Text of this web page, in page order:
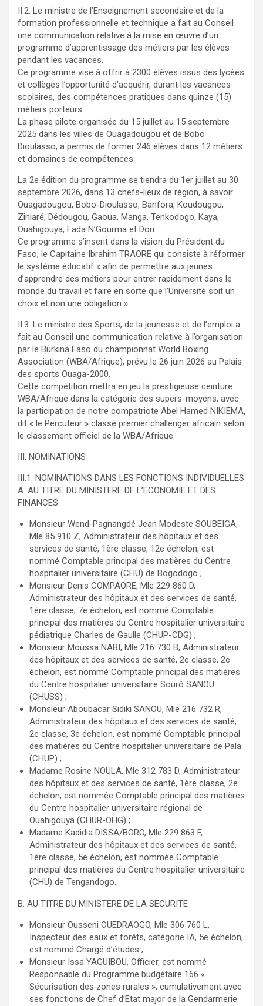
II.2. Le ministre de l’Enseignement secondaire et de la
formation professionnelle et technique a fait au Conseil
une communication relative à la mise en œuvre d’un
programme d’apprentissage des métiers par les élèves
pendant les vacances.
Ce programme vise à offrir à 2300 élèves issus des lycées
et collèges l’opportunité d’acquérir, durant les vacances
scolaires, des compétences pratiques dans quinze (15)
métiers porteurs.
La phase pilote organisée du 15 juillet au 15 septembre
2025 dans les villes de Ouagadougou et de Bobo
Dioulasso, a permis de former 246 élèves dans 12 métiers
et domaines de compétences.
La 2e édition du programme se tiendra du 1er juillet au 30
septembre 2026, dans 13 chefs-lieux de région, à savoir
Ouagadougou, Bobo-Dioulasso, Banfora, Koudougou,
Ziniaré, Dédougou, Gaoua, Manga, Tenkodogo, Kaya,
Ouahigouya, Fada N’Gourma et Dori.
Ce programme s’inscrit dans la vision du Président du
Faso, le Capitaine Ibrahim TRAORE qui consiste à réformer
le système éducatif « afin de permettre aux jeunes
d’apprendre des métiers pour entrer rapidement dans le
monde du travail et faire en sorte que l’Université soit un
choix et non une obligation ».
II.3. Le ministre des Sports, de la jeunesse et de l’emploi a
fait au Conseil une communication relative à l’organisation
par le Burkina Faso du championnat World Boxing
Association (WBA/Afrique), prévu le 26 juin 2026 au Palais
des sports Ouaga-2000.
Cette compétition mettra en jeu la prestigieuse ceinture
WBA/Afrique dans la catégorie des supers-moyens, avec
la participation de notre compatriote Abel Hamed NIKIEMA,
dit « le Percuteur » classé premier challenger africain selon
le classement officiel de la WBA/Afrique.
III. NOMINATIONS
III.1. NOMINATIONS DANS LES FONCTIONS INDIVIDUELLES
A. AU TITRE DU MINISTERE DE L’ECONOMIE ET DES
FINANCES
Monsieur Wend-Pagnangdé Jean Modeste SOUBEIGA,
Mle 85 910 Z, Administrateur des hôpitaux et des
services de santé, 1ère classe, 12e échelon, est
nommé Comptable principal des matières du Centre
hospitalier universitaire (CHU) de Bogodogo ;
Monsieur Denis COMPAORE, Mle 229 860 D,
Administrateur des hôpitaux et des services de santé,
1ère classe, 7e échelon, est nommé Comptable
principal des matières du Centre hospitalier universitaire
pédiatrique Charles de Gaulle (CHUP-CDG) ;
Monsieur Moussa NABI, Mle 216 730 B, Administrateur
des hôpitaux et des services de santé, 2e classe, 2e
échelon, est nommé Comptable principal des matières
du Centre hospitalier universitaire Sourô SANOU
(CHUSS) ;
Monsieur Aboubacar Sidiki SANOU, Mle 216 732 R,
Administrateur des hôpitaux et des services de santé,
2e classe, 3e échelon, est nommé Comptable principal
des matières du Centre hospitalier universitaire de Pala
(CHUP) ;
Madame Rosine NOULA, Mle 312 783 D, Administrateur
des hôpitaux et des services de santé, 1ère classe, 2e
échelon, est nommée Comptable principal des matières
du Centre hospitalier universitaire régional de
Ouahigouya (CHUR-OHG) ;
Madame Kadidia DISSA/BORO, Mle 229 863 F,
Administrateur des hôpitaux et des services de santé,
1ère classe, 5e échelon, est nommée Comptable
principal des matières du Centre hospitalier universitaire
(CHU) de Tengandogo.
B. AU TITRE DU MINISTERE DE LA SECURITE
Monsieur Ousseni OUEDRAOGO, Mle 306 760 L,
Inspecteur des eaux et forêts, catégorie IA, 5e échelon,
est nommé Chargé d’études ;
Monsieur Issa YAGUIBOU, Officier, est nommé
Responsable du Programme budgétaire 166 «
Sécurisation des zones rurales », cumulativement avec
ses fonctions de Chef d’Etat major de la Gendarmerie